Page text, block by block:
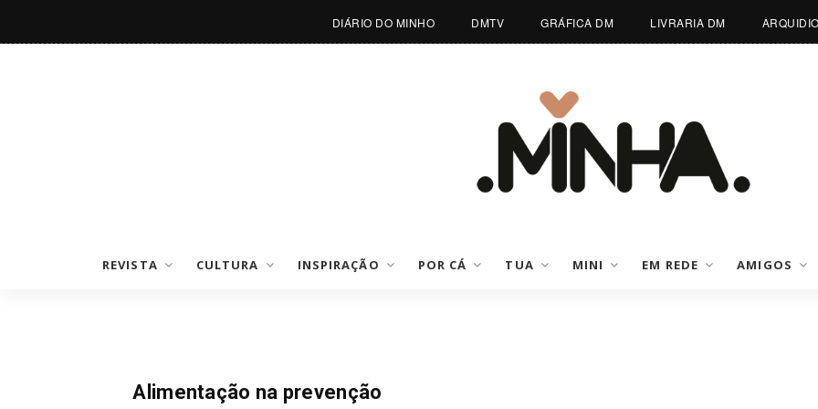
DIÁRIO DO MINHO DMTV GRÁFICA DM LIVRARIA DM
REVISTA CULTURA INSPIRAÇÃO POR CÁ TUA MINI EM REDE AMIGOS
Alimentação na prevenção